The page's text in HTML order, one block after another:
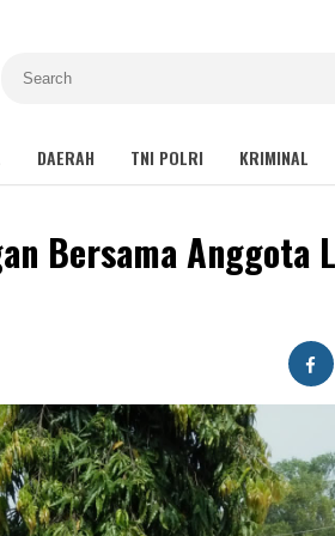
DAERAH TNI POLRI KRIMINAL
Bersama Anggota